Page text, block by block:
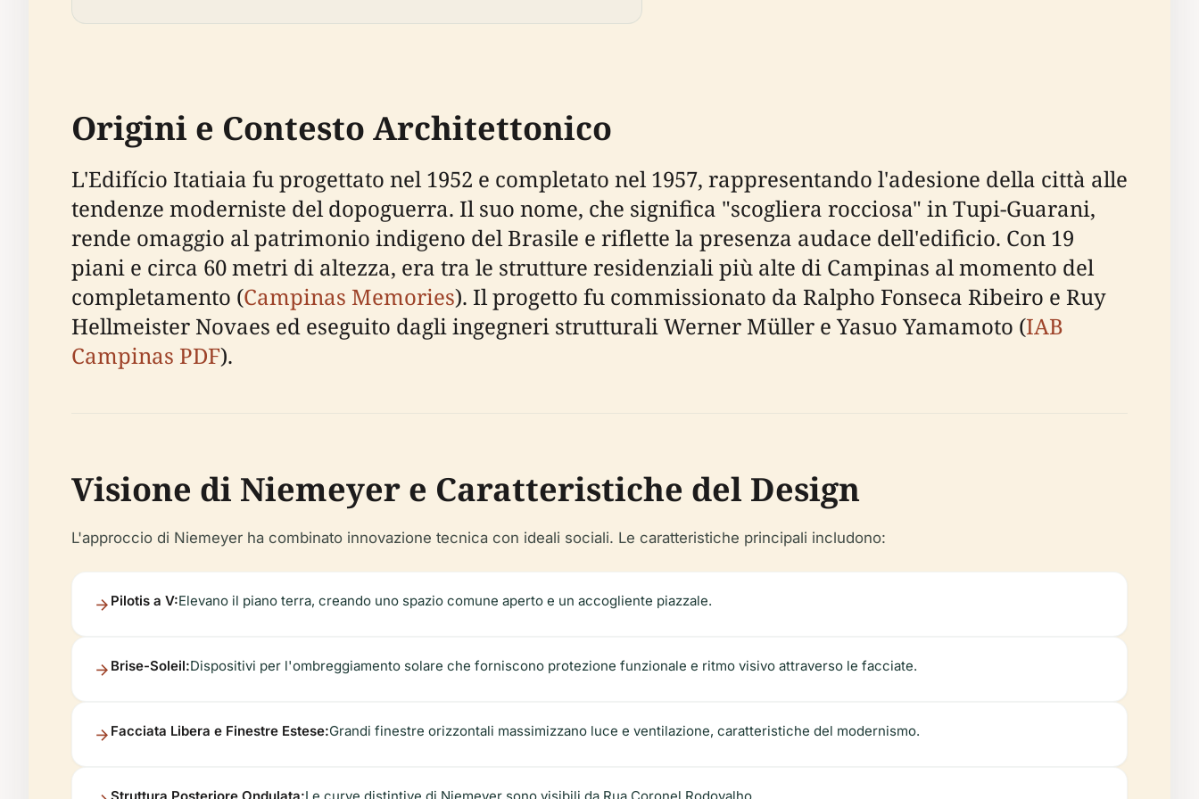
Origini e Contesto Architettonico
L'Edifício Itatiaia fu progettato nel 1952 e completato nel 1957, rappresentando l'adesione della città alle
tendenze moderniste del dopoguerra. Il suo nome, che significa "scogliera rocciosa" in Tupi-Guarani,
rende omaggio al patrimonio indigeno del Brasile e riflette la presenza audace dell'edificio. Con 19
piani e circa 60 metri di altezza, era tra le strutture residenziali più alte di Campinas al momento del
completamento (Campinas Memories). Il progetto fu commissionato da Ralpho Fonseca Ribeiro e Ruy
Hellmeister Novaes ed eseguito dagli ingegneri strutturali Werner Müller e Yasuo Yamamoto (IAB
Campinas PDF).
Visione di Niemeyer e Caratteristiche del Design
L'approccio di Niemeyer ha combinato innovazione tecnica con ideali sociali. Le caratteristiche principali includono:
Pilotis a V:Elevano il piano terra, creando uno spazio comune aperto e un accogliente piazzale.
Brise-Soleil:Dispositivi per l'ombreggiamento solare che forniscono protezione funzionale e ritmo visivo attraverso le facciate.
Facciata Libera e Finestre Estese:Grandi finestre orizzontali massimizzano luce e ventilazione, caratteristiche del modernismo.